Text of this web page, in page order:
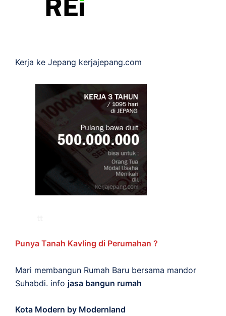
Kerja ke Jepang kerjajepang.com
Punya Tanah Kavling di Perumahan ?
Mari membangun Rumah Baru bersama mandor
Suhabdi. info jasa bangun rumah
Kota Modern by Modernland